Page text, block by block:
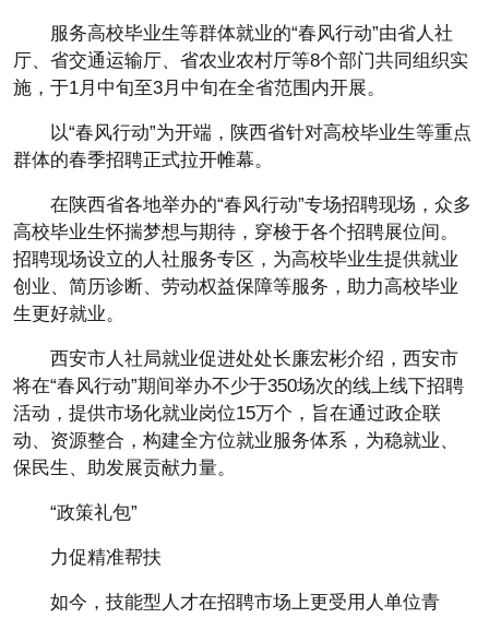
服务高校毕业生等群体就业的“春风行动”由省人社
厅、省交通运输厅、省农业农村厅等8个部门共同组织实
施，于1月中旬至3月中旬在全省范围内开展。
以“春风行动”为开端，陕西省针对高校毕业生等重点
群体的春季招聘正式拉开帷幕。
在陕西省各地举办的“春风行动”专场招聘现场，众多
高校毕业生怀揣梦想与期待，穿梭于各个招聘展位间。
招聘现场设立的人社服务专区，为高校毕业生提供就业
创业、简历诊断、劳动权益保障等服务，助力高校毕业
生更好就业。
西安市人社局就业促进处处长廉宏彬介绍，西安市
将在“春风行动”期间举办不少于350场次的线上线下招聘
活动，提供市场化就业岗位15万个，旨在通过政企联
动、资源整合，构建全方位就业服务体系，为稳就业、
保民生、助发展贡献力量。
“政策礼包”
力促精准帮扶
如今，技能型人才在招聘市场上更受用人单位青